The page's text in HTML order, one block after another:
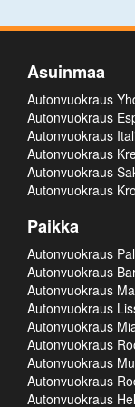
Asuinmaa
Autonvuokraus
Autonvuokraus
Autonvuokraus
Autonvuokraus
Autonvuokraus
Autonvuokraus
Paikka
Autonvuokraus
Autonvuokraus
Autonvuokraus
Autonvuokraus
Autonvuokraus
Autonvuokraus
Autonvuokraus
Autonvuokraus
Autonvuokraus